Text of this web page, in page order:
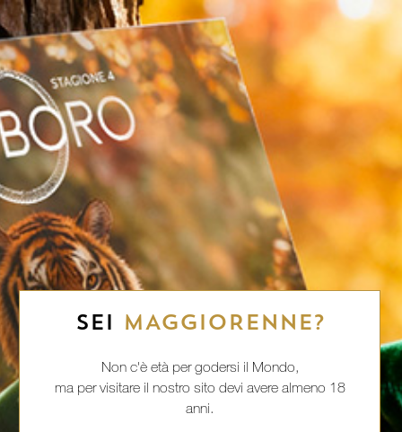
SEI MAGGIORENNE?
Non c'è età per godersi il Mondo,
ma per visitare il nostro sito devi avere almeno 18
anni.